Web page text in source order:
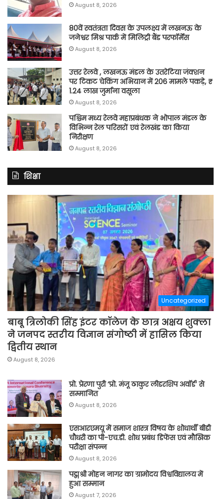
August 8, 2026
80वें स्वतंत्रता दिवस के उपलक्ष्य में लखनऊ के
जनेश्वर मिश्र पार्क में मिलिट्री बैंड परफॉर्मेंस
August 8, 2026
उत्तर रेलवे , लखनऊ मंडल के उतरेटिया जंक्शन
पर टिकट चेकिंग अभियान में 206 मामले पकड़े, ₹
1.24 लाख जुर्माना वसूला
August 8, 2026
पश्चिम मध्य रेलवे महाप्रबंधक ने भोपाल मंडल के
विभिन्न रेल परिसरों एवं रेलखंड का किया
निरीक्षण
August 8, 2026
शिक्षा
Uncategorized
बाबू त्रिलोकी सिंह इंटर कॉलेज के छात्र अक्षय शुक्ला
ने जनपद स्तरीय विज्ञान संगोष्ठी में हासिल किया
द्वितीय स्थान
August 8, 2026
प्रो. प्रेरणा पुरी ‘प्रो. मंजू ठाकुर लीडरशिप अवॉर्ड’ से
सम्मानित
August 8, 2026
एसआरएमयू में समाज शास्त्र विषय के शोधार्थी बीडी
चौधरी का पी-एच.डी. शोध प्रबंध डिफेंस एवं मौखिक
परीक्षा संपन्न
August 8, 2026
पद्मश्री मोहन नागर का ग्रामोदय विश्वविद्यालय में
हुआ सम्मान
August 7, 2026